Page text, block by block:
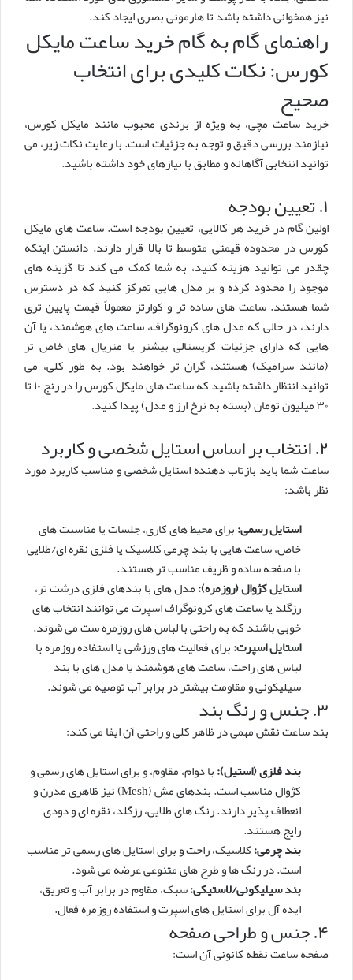
نیز همخوانی داشته باشد تا هارمونی بصری ایجاد کند.
راهنمای گام به گام خرید ساعت مایکل
کورس: نکات کلیدی برای انتخاب
صحیح
خرید ساعت مچی، به ویژه از برندی محبوب مانند مایکل کورس،
نیازمند بررسی دقیق و توجه به جزئیات است. با رعایت نکات زیر، می
توانید انتخابی آگاهانه و مطابق با نیازهای خود داشته باشید.
۱. تعیین بودجه
اولین گام در خرید هر کالایی، تعیین بودجه است. ساعت های مایکل
کورس در محدوده قیمتی متوسط تا بالا قرار دارند. دانستن اینکه
چقدر می توانید هزینه کنید، به شما کمک می کند تا گزینه های
موجود را محدود کرده و بر مدل هایی تمرکز کنید که در دسترس
شما هستند. ساعت های ساده تر و کوارتز معمولاً قیمت پایین تری
دارند، در حالی که مدل های کرونوگراف، ساعت های هوشمند، یا آن
هایی که دارای جزئیات کریستالی بیشتر یا متریال های خاص تر
(مانند سرامیک) هستند، گران تر خواهند بود. به طور کلی، می
توانید انتظار داشته باشید که ساعت های مایکل کورس را در رنج ۱۰ تا
۳۰ میلیون تومان (بسته به نرخ ارز و مدل) پیدا کنید.
۲. انتخاب بر اساس استایل شخصی و کاربرد
ساعت شما باید بازتاب دهنده استایل شخصی و مناسب کاربرد مورد
نظر باشد:
استایل رسمی:برای محیط های کاری، جلسات یا مناسبت های
خاص، ساعت هایی با بند چرمی کلاسیک یا فلزی نقره ای/طلایی
با صفحه ساده و ظریف مناسب تر هستند.
استایل کژوال (روزمره):مدل های با بندهای فلزی درشت تر،
رزگلد یا ساعت های کرونوگراف اسپرت می توانند انتخاب های
خوبی باشند که به راحتی با لباس های روزمره ست می شوند.
استایل اسپرت:برای فعالیت های ورزشی یا استفاده روزمره با
لباس های راحت، ساعت های هوشمند یا مدل های با بند
سیلیکونی و مقاومت بیشتر در برابر آب توصیه می شوند.
۳. جنس و رنگ بند
بند ساعت نقش مهمی در ظاهر کلی و راحتی آن ایفا می کند:
بند فلزی (استیل):با دوام، مقاوم، و برای استایل های رسمی و
کژوال مناسب است. بندهای مش (Mesh) نیز ظاهری مدرن و
انعطاف پذیر دارند. رنگ های طلایی، رزگلد، نقره ای و دودی
رایج هستند.
بند چرمی:کلاسیک، راحت و برای استایل های رسمی تر مناسب
است. در رنگ ها و طرح های متنوعی عرضه می شود.
بند سیلیکونی/لاستیکی:سبک، مقاوم در برابر آب و تعریق،
ایده آل برای استایل های اسپرت و استفاده روزمره فعال.
۴. جنس و طراحی صفحه
صفحه ساعت نقطه کانونی آن است: